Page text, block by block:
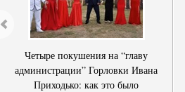
Четыре покушения на “главу
администрации” Горловки Ивана
Приходько: как это было